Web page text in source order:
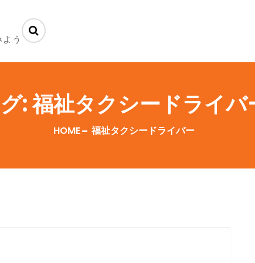
う
:福祉タクシードライバ
HOME 福祉タクシードライバー